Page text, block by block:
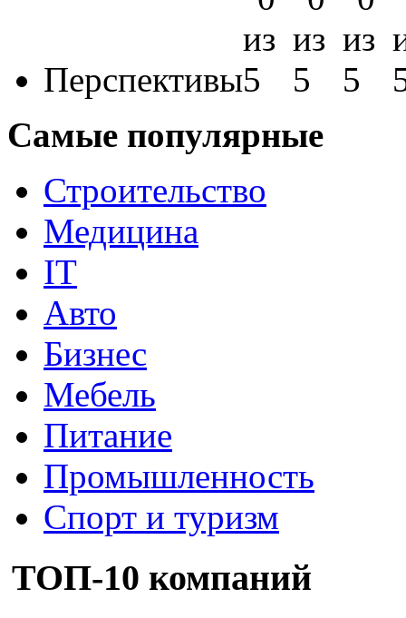
Перспективы
Самые популярные
Строительство
Медицина
IT
Авто
Бизнес
Мебель
Питание
Промышленность
Спорт и туризм
ТОП-10 компаний